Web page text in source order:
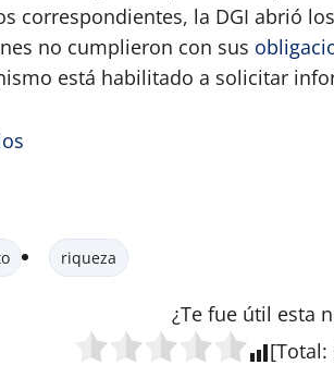
correspondientes, la DGI abrió
no cumplieron con sus
está habilitado a solicitar
riqueza
¿Te fue útil esta
[Total: